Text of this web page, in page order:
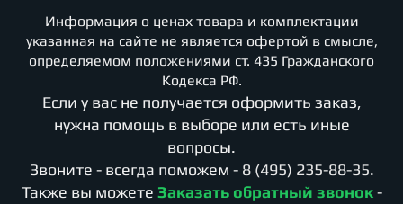
Информация о ценах товара и комплектации
указанная на сайте не является офертой в смысле,
определяемом положениями ст. 435 Гражданского
Кодекса РФ.
Если у вас не получается оформить заказ,
нужна помощь в выборе или есть иные
вопросы.
Звоните - всегда поможем - 8 (495) 235-88-35.
Также вы можете Заказать обратный звонок -